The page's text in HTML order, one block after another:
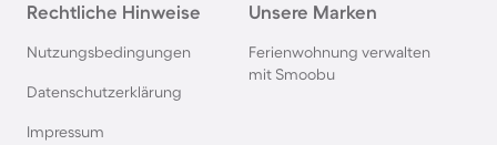
Rechtliche Hinweise
Nutzungsbedingungen
Datenschutzerklärung
Impressum
Unsere Marken
Ferienwohnung verwalten
mit Smoobu